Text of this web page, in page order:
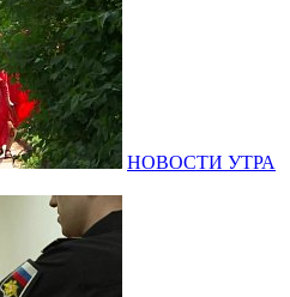
НОВОСТИ УТРА